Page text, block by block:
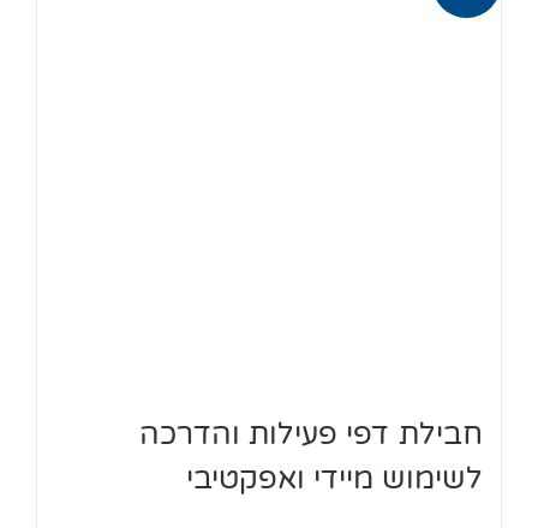
חבילת דפי פעילות והדרכה
לשימוש מיידי ואפקטיבי